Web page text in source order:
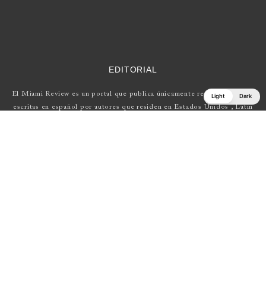
EDITORIAL
El Miami Review es un portal que publica únicamente reseñas de obras
escritas en español por autores que residen en Estados Unidos , Latin
Light Dark